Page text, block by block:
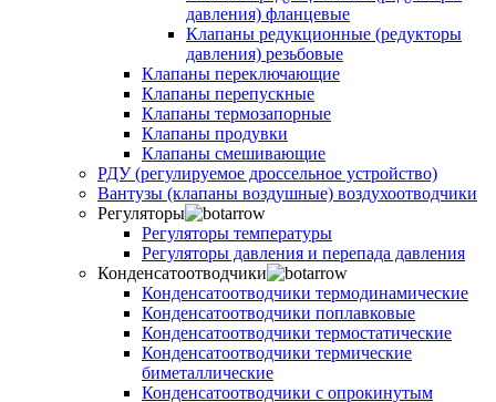
давления) фланцевые
Клапаны редукционные (редукторы
давления) резьбовые
Клапаны переключающие
Клапаны перепускные
Клапаны термозапорные
Клапаны продувки
Клапаны смешивающие
РДУ (регулируемое дроссельное устройство)
Вантузы (клапаны воздушные) воздухоотводчики
Регуляторы
Регуляторы температуры
Регуляторы давления и перепада давления
Конденсатоотводчики
Конденсатоотводчики термодинамические
Конденсатоотводчики поплавковые
Конденсатоотводчики термостатические
Конденсатоотводчики термические
биметаллические
Конденсатоотводчики с опрокинутым